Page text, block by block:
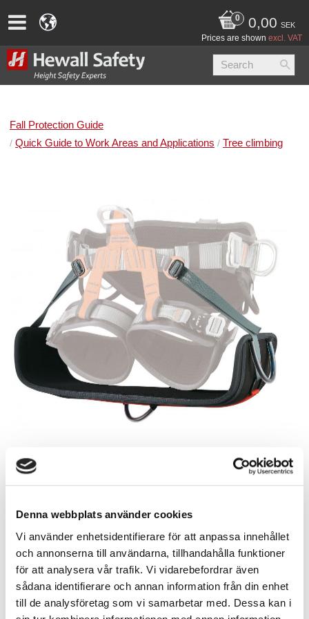
Denna webbplats använder cookies
Vi använder enhetsidentifierare för att anpassa innehållet
och annonserna till användarna, tillhandahålla funktioner
för att analysera vår trafik. Vi vidarebefordrar även
sådana identifierare och annan information från din enhet
till de analysföretag som vi samarbetar med. Dessa kan i
0,00 SEK
Prices are shown excl. VAT
Fall Protection Guide
Quick Guide to Work Areas and Applications
Tree climbing
2 414,00SEK
Quantity
pc.